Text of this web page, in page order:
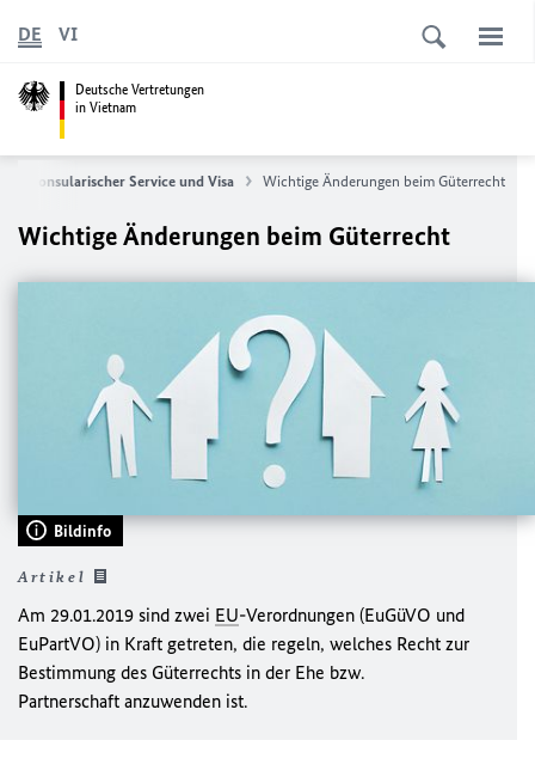
Deutsche Vertretungen
in Vietnam
DE VI
Konsularischer Service und Visa Wichtige Änderungen beim Güterrecht
Wichtige Änderungen beim Güterrecht
Bildinfo
Artikel
Am 29.01.2019 sind zwei EU-Verordnungen (EuGüVO und
EuPartVO) in Kraft getreten, die regeln, welches Recht zur
Bestimmung des Güterrechts in der Ehe bzw.
Partnerschaft anzuwenden ist.